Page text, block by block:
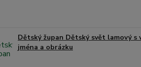
Dětský župan Dětský svět lamový s
jména a obrázku